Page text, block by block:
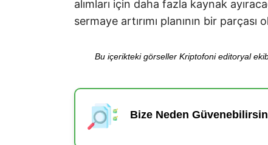
alımları için daha fazla kaynak
sermaye artırımı planının bir
Bu içerikteki görseller Kriptofoni editoryal
Bize Neden